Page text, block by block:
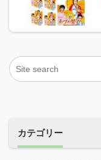
カテゴリー